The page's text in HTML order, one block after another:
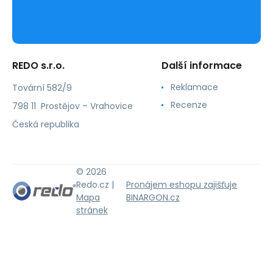
REDO s.r.o.
Tovární 582/9
798 11 Prostějov – Vrahovice
Česká republika
Další informace
Reklamace
Recenze
© 2026
Redo.cz |
Mapa
stránek
Pronájem eshopu zajišťuje
BINARGON.cz